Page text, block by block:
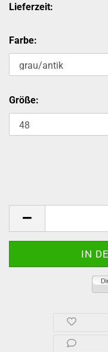
Lieferzeit:
Farbe:
Größe: